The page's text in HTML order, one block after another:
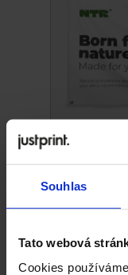
Souhlas
Tato webová
Cookies
Nejčastěji jsou